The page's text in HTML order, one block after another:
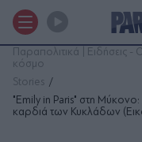
Παραπολιτικά | Ειδήσεις -
κόσμο
Stories
"Emily in Paris" στη
καρδιά των Κυκλάδων